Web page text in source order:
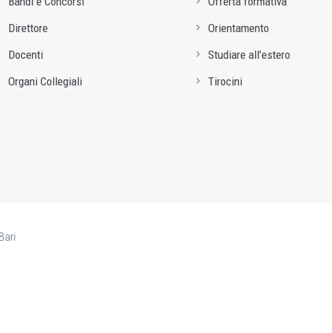
Direttore
Docenti
Organi Collegiali
Orientamento
Studiare all’estero
Tirocini